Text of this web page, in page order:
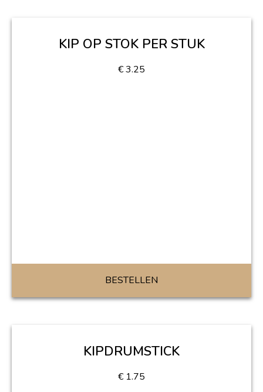
KIP OP STOK PER STUK
€3.25
BESTELLEN
KIPDRUMSTICK
€ 1.75